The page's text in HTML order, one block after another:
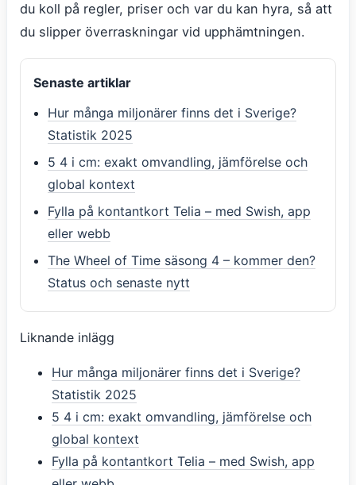
du koll på regler, priser och var du kan hyra, så att
du slipper överraskningar vid upphämtningen.
Senaste artiklar
Hur många miljonärer finns det i Sverige?
Statistik 2025
5 4 i cm: exakt omvandling, jämförelse och
global kontext
Fylla på kontantkort Telia – med Swish, app
eller webb
The Wheel of Time säsong 4 – kommer den?
Status och senaste nytt
Liknande inlägg
Hur många miljonärer finns det i Sverige?
Statistik 2025
5 4 i cm: exakt omvandling, jämförelse och
global kontext
Fylla på kontantkort Telia – med Swish, app